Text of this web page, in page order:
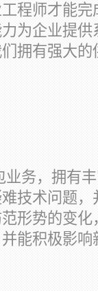
程师才能
为企业提
拥有强大
务，拥有
技术问题
形势的变
能积极影